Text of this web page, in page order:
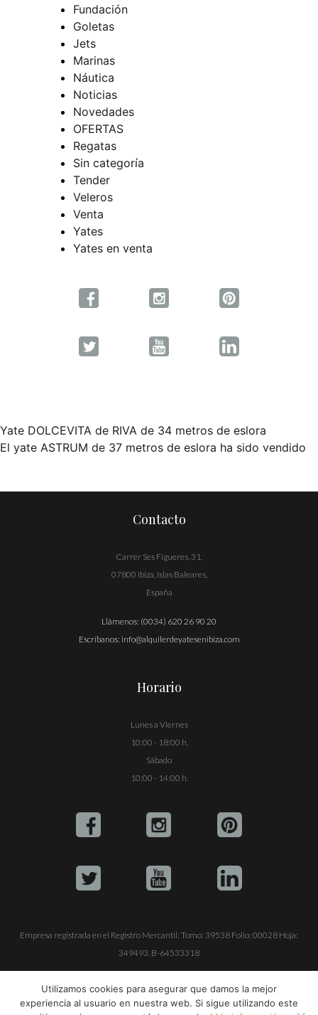
Fundación
Goletas
Jets
Marinas
Náutica
Noticias
Novedades
OFERTAS
Regatas
Sin categoría
Tender
Veleros
Venta
Yates
Yates en venta
Navegación
entradas
Yate DOLCEVITA de RIVA de 34 metros de eslora
El yate ASTRUM de 37 metros de eslora ha sido vendido
Contacto
Carrer Ses Figueres, 31,
07800 Ibiza, Islas Baleares,
España
Llámenos: (0034) 620 26 90 20
Escríbanos: info@alquilerdeyatesenibiza.com
Horario
Lunes a Viernes
10:00 - 18:00 h.
Sábado
10:00 - 14:00 h.
Empresa registrada en el Registro Mercantil: Tomo: 39538 Folio: 00028 Hoja:
349493. B-64533318
ALQUILER DE YATES EN IBIZA S.L.
Utilizamos cookies para asegurar que damos la mejor
experiencia al usuario en nuestra web. Si sigue utilizando este